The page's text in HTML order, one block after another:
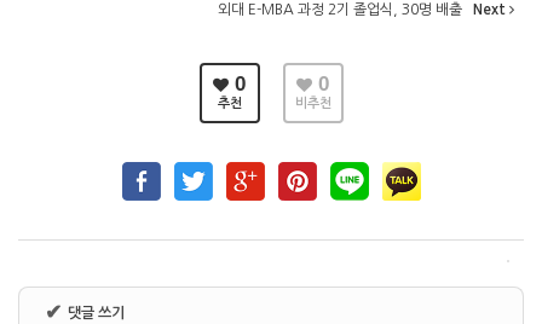
외대 E-MBA 과정 2기 졸업식, 30명 배출 Next
0
추천
0
비추천
✔ 댓글 쓰기